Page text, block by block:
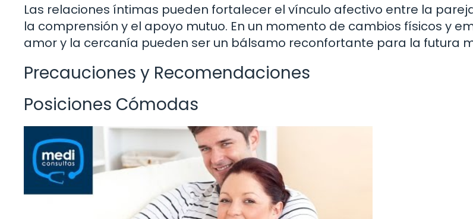
Las relaciones íntimas pueden fortalecer el vínculo afectivo entre la
la comprensión y el apoyo mutuo. En un momento de cambios físicos y
amor y la cercanía pueden ser un bálsamo reconfortante para la futura
Precauciones y Recomendaciones
Posiciones Cómodas